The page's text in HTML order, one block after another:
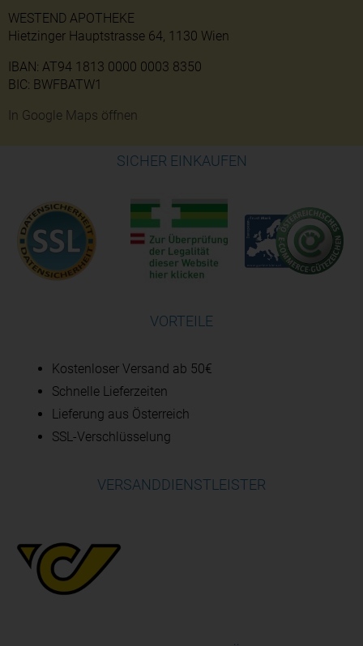
WESTEND APOTHEKE
Hietzinger Hauptstrasse 64, 1130 Wien
IBAN: AT94 1813 0000 0003 8350
BIC: BWFBATW1
In Google Maps öffnen
SICHER EINKAUFEN
VORTEILE
Kostenloser Versand ab 50€
Schnelle Lieferzeiten
Lieferung aus Österreich
SSL-Verschlüsselung
VERSANDDIENSTLEISTER